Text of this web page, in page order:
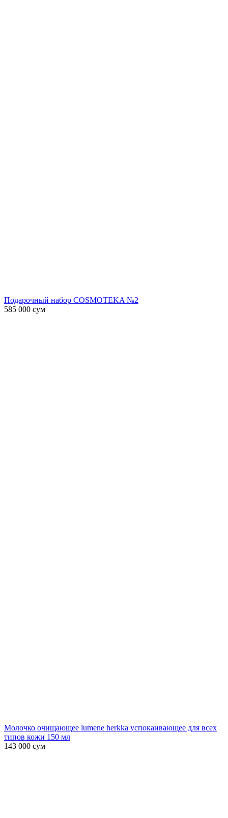
Подарочный набор COSMOTEKA №2
585 000 сум
Молочко очищающее lumene herkka успокаивающее для всех
типов кожи 150 мл
143 000 сум